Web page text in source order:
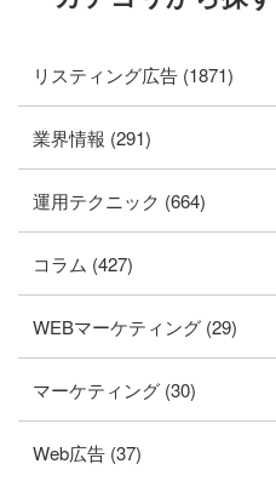
リスティング広告 (1871)
業界情報 (291)
運用テクニック (664)
コラム (427)
WEBマーケティング (29)
マーケティング (30)
Web広告 (37)